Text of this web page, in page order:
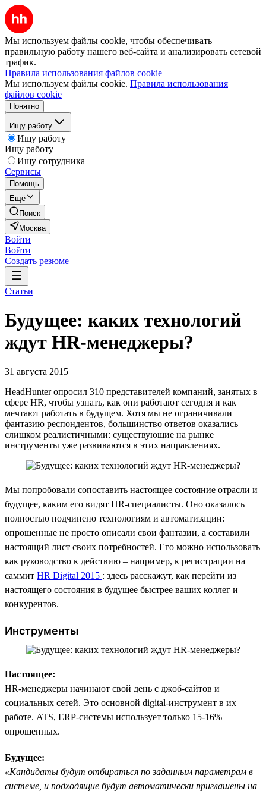
Мы используем файлы cookie, чтобы обеспечивать
правильную работу нашего веб-сайта и анализировать сетевой
трафик.
Правила использования файлов cookie
Мы используем файлы cookie. Правила использования
файлов cookie
Понятно
Ищу работу
Ищу работу
Ищу работу
Ищу сотрудника
Сервисы
Помощь
Ещё
Поиск
Москва
Войти
Войти
Создать резюме
Статьи
Будущее: каких технологий
ждут HR-менеджеры?
31 августа 2015
HeadHunter опросил 310 представителей компаний, занятых в
сфере HR, чтобы узнать, как они работают сегодня и как
мечтают работать в будущем. Хотя мы не ограничивали
фантазию респондентов, большинство ответов оказались
слишком реалистичными: существующие на рынке
инструменты уже развиваются в этих направлениях.
Мы попробовали сопоставить настоящее состояние отрасли и
будущее, каким его видят HR-специалисты. Оно оказалось
полностью подчинено технологиям и автоматизации:
опрошенные не просто описали свои фантазии, а составили
настоящий лист своих потребностей. Его можно использовать
как руководство к действию – например, к регистрации на
саммит HR Digital 2015 : здесь расскажут, как перейти из
настоящего состояния в будущее быстрее ваших коллег и
конкурентов.
Инструменты
Настоящее:
HR-менеджеры начинают свой день с джоб-сайтов и
социальных сетей. Это основной digital-инструмент в их
работе. ATS, ERP-системы использует только 15-16%
опрошенных.
Будущее:
«Кандидаты будут отбираться по заданным параметрам в
системе, и подходящие будут автоматически приглашены на